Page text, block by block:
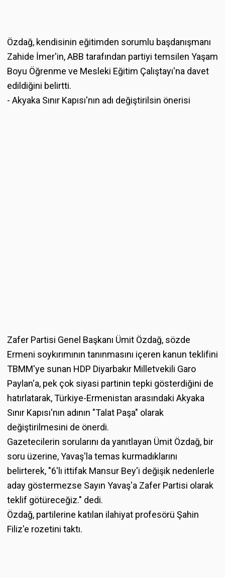
Özdağ, kendisinin eğitimden sorumlu başdanışmanı
Zahide İmer'in, ABB tarafından partiyi temsilen Yaşam
Boyu Öğrenme ve Mesleki Eğitim Çalıştayı'na davet
edildiğini belirtti.
- Akyaka Sınır Kapısı'nın adı değiştirilsin önerisi
Zafer Partisi Genel Başkanı Ümit Özdağ, sözde
Ermeni soykırımının tanınmasını içeren kanun teklifini
TBMM'ye sunan HDP Diyarbakır Milletvekili Garo
Paylan'a, pek çok siyasi partinin tepki gösterdiğini de
hatırlatarak, Türkiye-Ermenistan arasındaki Akyaka
Sınır Kapısı'nın adının "Talat Paşa" olarak
değiştirilmesini de önerdi.
Gazetecilerin sorularını da yanıtlayan Ümit Özdağ, bir
soru üzerine, Yavaş'la temas kurmadıklarını
belirterek, "6'lı ittifak Mansur Bey'i değişik nedenlerle
aday göstermezse Sayın Yavaş'a Zafer Partisi olarak
teklif götüreceğiz." dedi.
Özdağ, partilerine katılan ilahiyat profesörü Şahin
Filiz'e rozetini taktı.